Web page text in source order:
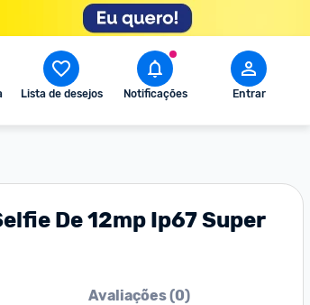
Lista de desejos Notificações Entrar
De 12mp Ip67 Super
Avaliações (0)